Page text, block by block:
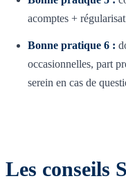
acomptes +
Bonne pratique 6 :
occasionnelles, part
serein en cas de
Les conseils